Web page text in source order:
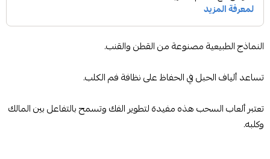
النماذج الطبيعية مصنوعة من القطن والقنب.
تساعد ألياف الحبل في الحفاظ على نظافة فم الكلب.
تعتبر ألعاب السحب هذه مفيدة لتطوير الفك وتسمح بالتفاعل بين المالك
وكلبه.